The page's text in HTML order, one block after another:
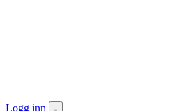
Logg inn